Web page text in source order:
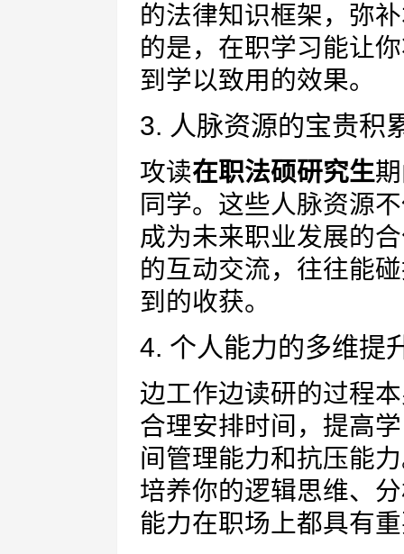
的法律知识框架，弥
的是，在职学习能让
到学以致用的效果。
3. 人脉资源的宝贵积
攻读在职法硕研究生
同学。这些人脉资源
成为未来职业发展的
的互动交流，往往能
到的收获。
4. 个人能力的多维提
边工作边读研的过程
合理安排时间，提高
间管理能力和抗压能
培养你的逻辑思维、
能力在职场上都具有